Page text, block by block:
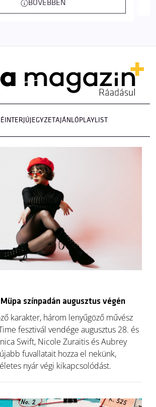
BŐVEBBEN
INTERJÚJEGYZETAJÁNLÓPLAYLIST
színpadán augusztus végén
karakter, három lenyűgöző művész
fesztivál vendége augusztus 28. és
Swift, Nicole Zuraitis és Aubrey
fuvallatait hozza el nekünk,
nyár végi kikapcsolódást.